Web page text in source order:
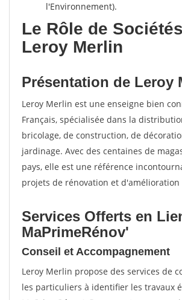
l'Environnement).
Le Rôle de
Leroy Merlin
Présentation de Leroy
Leroy Merlin est une enseigne bien
Français, spécialisée dans la
bricolage, de construction, de
jardinage. Avec des centaines de
pays, elle est une référence
projets de rénovation et
Services Offerts en
MaPrimeRénov'
Conseil et Accompagnement
Leroy Merlin propose des services de
les particuliers à identifier les travaux